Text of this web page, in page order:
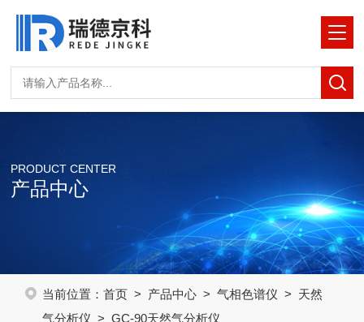
PRODUCT CENTER
产品中心
当前位置： 首页> 产品中心> 气相色谱仪 > 天然
气分析仪 > GC-90天然气分析仪